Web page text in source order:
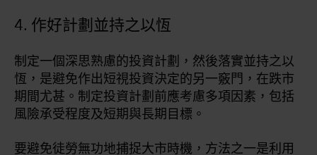
4. 作好計劃並持之以恆
制定一個深思熟慮的投資計劃，然後落實並持之以
恆，是避免作出短視投資決定的另一竅門，在跌市
期間尤甚。制定投資計劃前應考慮多項因素，包括
風險承受程度及短期與長期目標。
要避免徒勞無功地捕捉大市時機，方法之一是利用